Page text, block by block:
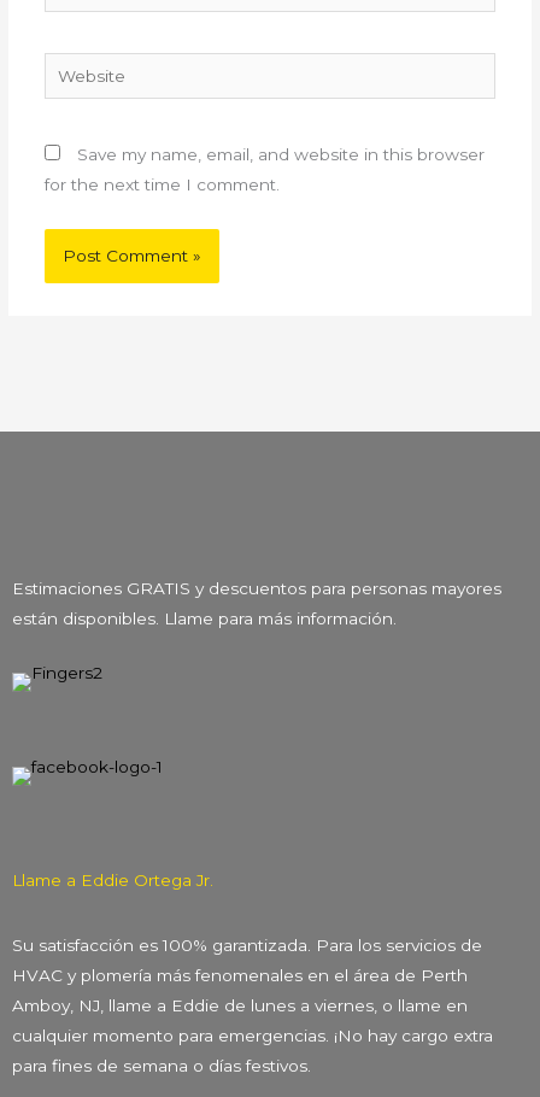
Website
Save my name, email, and website in this browser
for the next time I comment.
Estimaciones GRATIS y descuentos para personas mayores
están disponibles. Llame para más información.
Llame a Eddie Ortega Jr.
Su satisfacción es 100% garantizada. Para los servicios de
HVAC y plomería más fenomenales en el área de Perth
Amboy, NJ, llame a Eddie de lunes a viernes, o llame en
cualquier momento para emergencias. ¡No hay cargo extra
para fines de semana o días festivos.